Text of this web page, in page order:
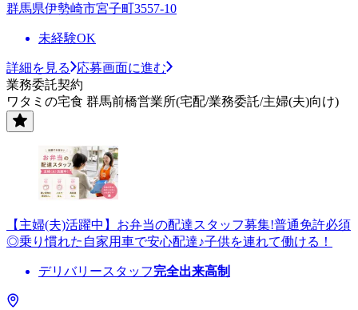
群馬県伊勢崎市宮子町3557-10
未経験OK
詳細を見る
応募画面に進む
業務委託契約
ワタミの宅食 群馬前橋営業所(宅配/業務委託/主婦(夫)向け)
【主婦(夫)活躍中】お弁当の配達スタッフ募集!普通免許必須
◎乗り慣れた自家用車で安心配達♪子供を連れて働ける！
デリバリースタッフ完全出来高制